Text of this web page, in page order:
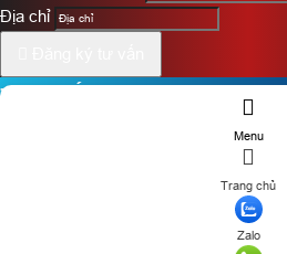
Menu
Trang chủ
Zalo
Địa chỉ
TƯ VẤN DỊCH VỤ